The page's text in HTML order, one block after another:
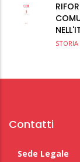
Contatti
Sede Legale